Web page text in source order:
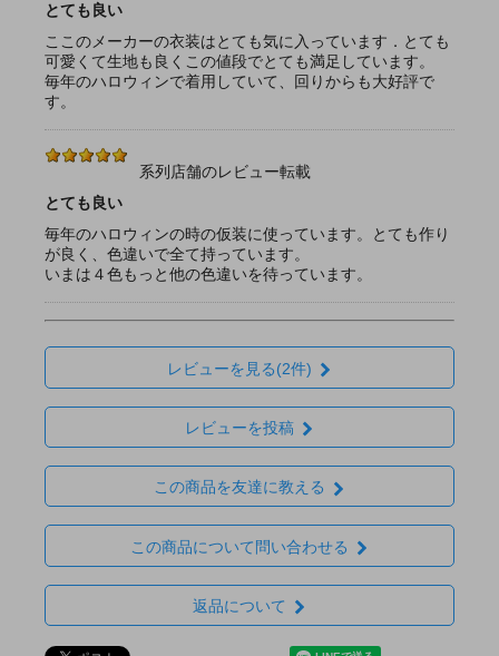
とても良い
ここのメーカーの衣装はとても気に入っています．とても
可愛くて生地も良くこの値段でとても満足しています。
毎年のハロウィンで着用していて、回りからも大好評で
す。
系列店舗のレビュー転載
とても良い
毎年のハロウィンの時の仮装に使っています。とても作り
が良く、色違いで全て持っています。
いまは４色もっと他の色違いを待っています。
レビューを見る(2件)
レビューを投稿
この商品を友達に教える
この商品について問い合わせる
返品について